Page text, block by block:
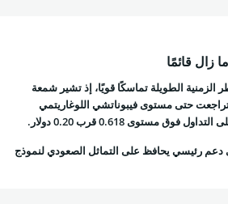
زال قائمًا
الطويلة تماسكًا قويًا، إذ تشير شمعة
حتى مستوى فيبوناتشي اللوغاريتمي
رئيسي يحافظ على التماثل الصعودي لنموذج